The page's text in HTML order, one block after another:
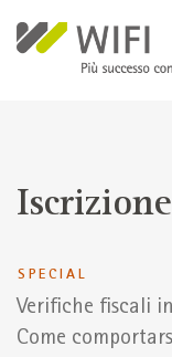
Iscrizione
SPECIAL
Verifiche fiscali
Come